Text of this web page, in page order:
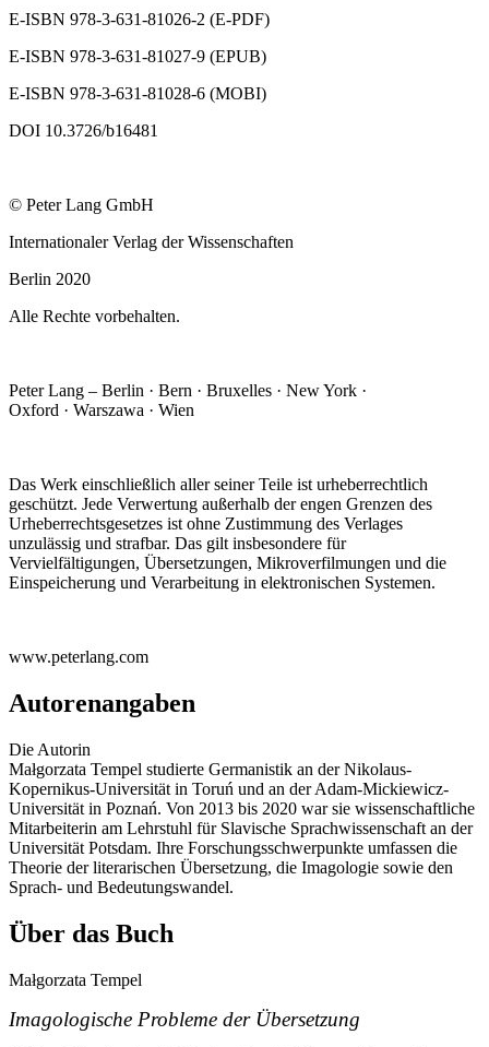
E-ISBN 978-3-631-81026-2 (E-PDF)
E-ISBN 978-3-631-81027-9 (EPUB)
E-ISBN 978-3-631-81028-6 (MOBI)
DOI 10.3726/b16481
© Peter Lang GmbH
Internationaler Verlag der Wissenschaften
Berlin 2020
Alle Rechte vorbehalten.
Peter Lang – Berlin · Bern · Bruxelles · New York ·
Oxford · Warszawa · Wien
Das Werk einschließlich aller seiner Teile ist urheberrechtlich
geschützt. Jede Verwertung außerhalb der engen Grenzen des
Urheberrechtsgesetzes ist ohne Zustimmung des Verlages
unzulässig und strafbar. Das gilt insbesondere für
Vervielfältigungen, Übersetzungen, Mikroverfilmungen und die
Einspeicherung und Verarbeitung in elektronischen Systemen.
www.peterlang.com
Autorenangaben
Die Autorin
Małgorzata Tempel studierte Germanistik an der Nikolaus-
Kopernikus-Universität in Toruń und an der Adam-Mickiewicz-
Universität in Poznań. Von 2013 bis 2020 war sie wissenschaftliche
Mitarbeiterin am Lehrstuhl für Slavische Sprachwissenschaft an der
Universität Potsdam. Ihre Forschungsschwerpunkte umfassen die
Theorie der literarischen Übersetzung, die Imagologie sowie den
Sprach- und Bedeutungswandel.
Über das Buch
Małgorzata Tempel
Imagologische Probleme der Übersetzung